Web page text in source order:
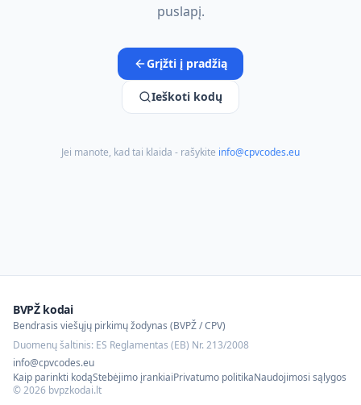
puslapį.
Grįžti į pradžią
Ieškoti kodų
Jei manote, kad tai klaida - rašykite info@cpvcodes.eu
BVPŽ kodai
Bendrasis viešųjų pirkimų žodynas (BVPŽ / CPV)
Duomenų šaltinis: ES Reglamentas (EB) Nr. 213/2008
info@cpvcodes.eu
Kaip parinkti kodąStebėjimo įrankiaiPrivatumo politikaNaudojimosi sąlygos
©2026 bvpzkodai.lt